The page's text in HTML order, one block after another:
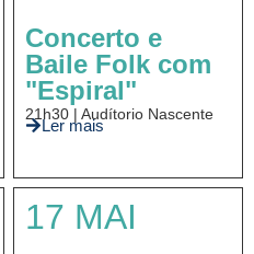
Concerto e
Baile Folk com
"Espiral"
21h30 | Audítorio Nascente
Ler mais
17 MAI